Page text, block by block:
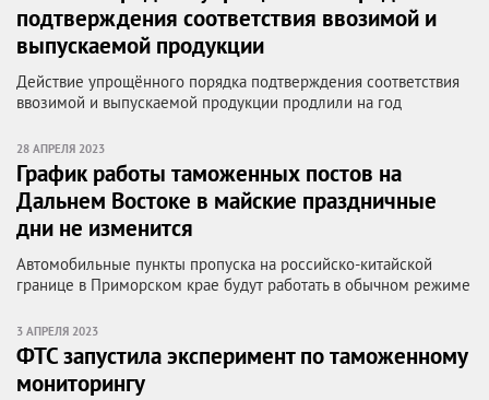
подтверждения соответствия ввозимой и
выпускаемой продукции
Действие упрощённого порядка подтверждения соответствия
ввозимой и выпускаемой продукции продлили на год
28 АПРЕЛЯ 2023
График работы таможенных постов на
Дальнем Востоке в майские праздничные
дни не изменится
Автомобильные пункты пропуска на российско-китайской
границе в Приморском крае будут работать в обычном режиме
3 АПРЕЛЯ 2023
ФТС запустила эксперимент по таможенному
мониторингу